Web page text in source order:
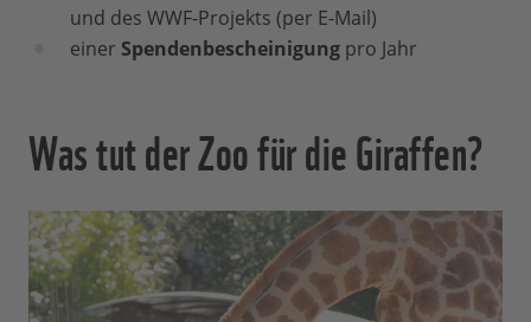
und des WWF-Projekts (per E-Mail)
einer Spendenbescheinigung pro Jahr
Was tut der Zoo für die Giraffen?